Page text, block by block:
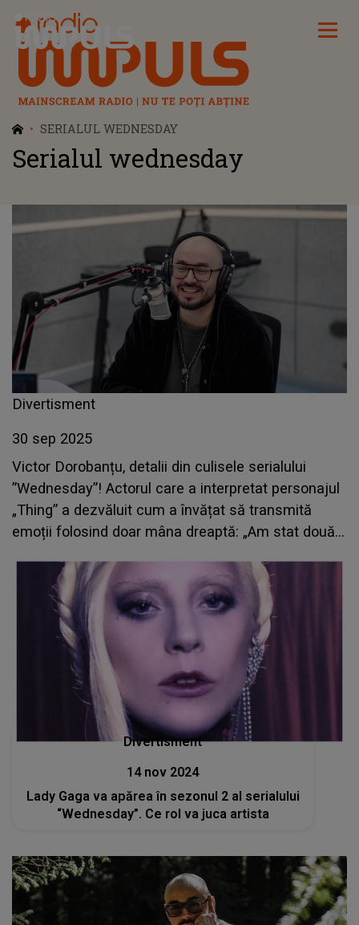
Radio Impuls
SERIALUL WEDNESDAY
Serialul wednesday
Divertisment
30 sep 2025
Victor Dorobanțu, detalii din culisele serialului
”Wednesday”! Actorul care a interpretat personajul
„Thing” a dezvăluit cum a învățat să transmită
emoții folosind doar mâna dreaptă: „Am stat două
exersez”
Divertisment
14 nov 2024
Lady Gaga va apărea în sezonul 2 al serialului
“Wednesday”. Ce rol va juca artista